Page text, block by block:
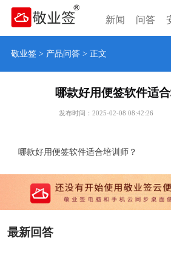
新闻 问答
敬业签> 产品问答> 正文
哪款好用便签软件适
发布时间：2025-02-08 08:42:26
哪款好用便签软件适合培训师？
最新回答